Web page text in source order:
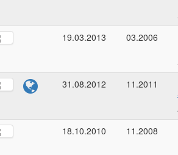
19.03.2013
03.2006
31.08.2012
11.2011
18.10.2010
11.2008